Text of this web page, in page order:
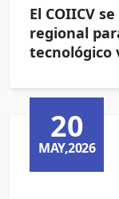
El COIICV
regional
tecnológico
20
MAY,2026